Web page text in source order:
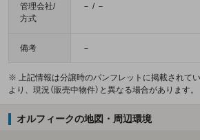
管理会社/
方式
－ / －
備考 －
※ 上記情報は分譲時のパンフレットに掲載されて
より、現況（販売中物件）と異なる場合があります。
オルフィークの地図・周辺環境